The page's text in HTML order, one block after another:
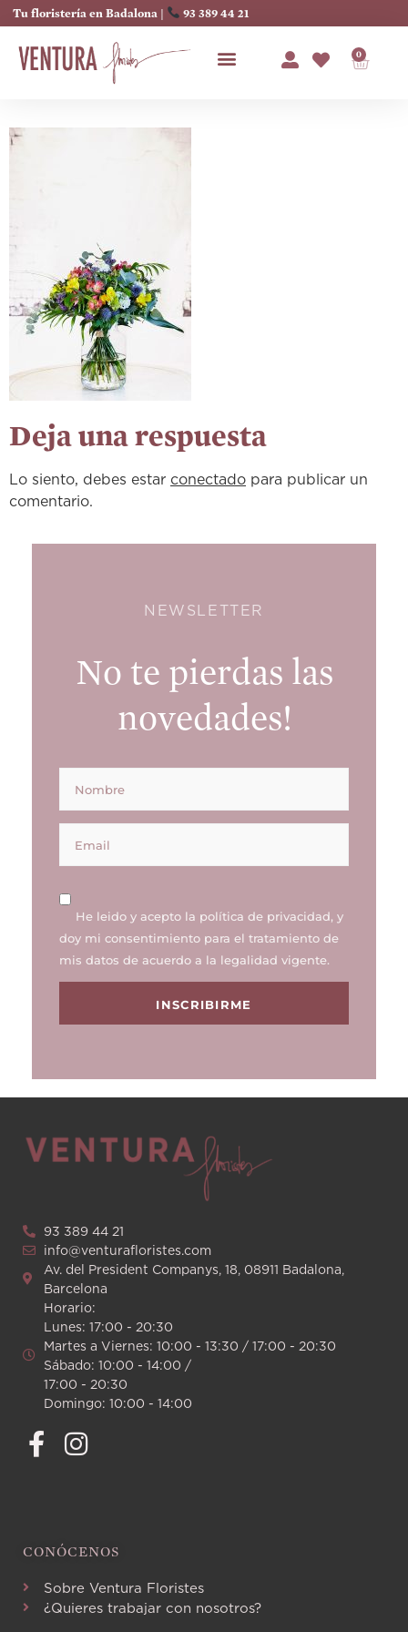
Tu floristería en Badalona | 93 389 44 21
0
Deja una respuesta
Lo siento, debes estar conectado para publicar un
comentario.
NEWSLETTER
No te pierdas las
novedades!
He leido y acepto la política de privacidad, y
doy mi consentimiento para el tratamiento de
mis datos de acuerdo a la legalidad vigente.
INSCRIBIRME
93 389 44 21
info@venturafloristes.com
Av. del President Companys, 18, 08911 Badalona,
Barcelona
Horario:
Lunes: 17:00 - 20:30
Martes a Viernes: 10:00 - 13:30 / 17:00 - 20:30
Sábado: 10:00 - 14:00 /
17:00 - 20:30
Domingo: 10:00 - 14:00
CONÓCENOS
Sobre Ventura Floristes
¿Quieres trabajar con nosotros?